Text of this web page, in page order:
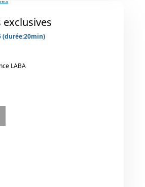
(durée:20min)
LABA